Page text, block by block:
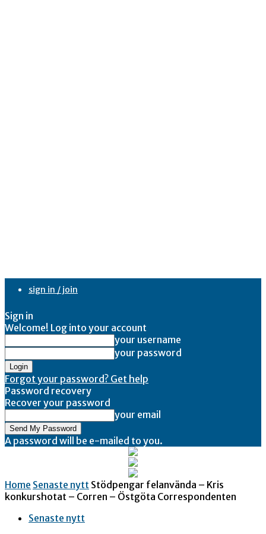
sign in / join
Sign in
Welcome! Log into your account
your username
your password
Forgot your password? Get help
Password recovery
Recover your password
your email
A password will be e-mailed to you.
Home Senaste nytt Stödpengar felanvända – Kris
konkurshotat – Corren – Östgöta Correspondenten
Senaste nytt